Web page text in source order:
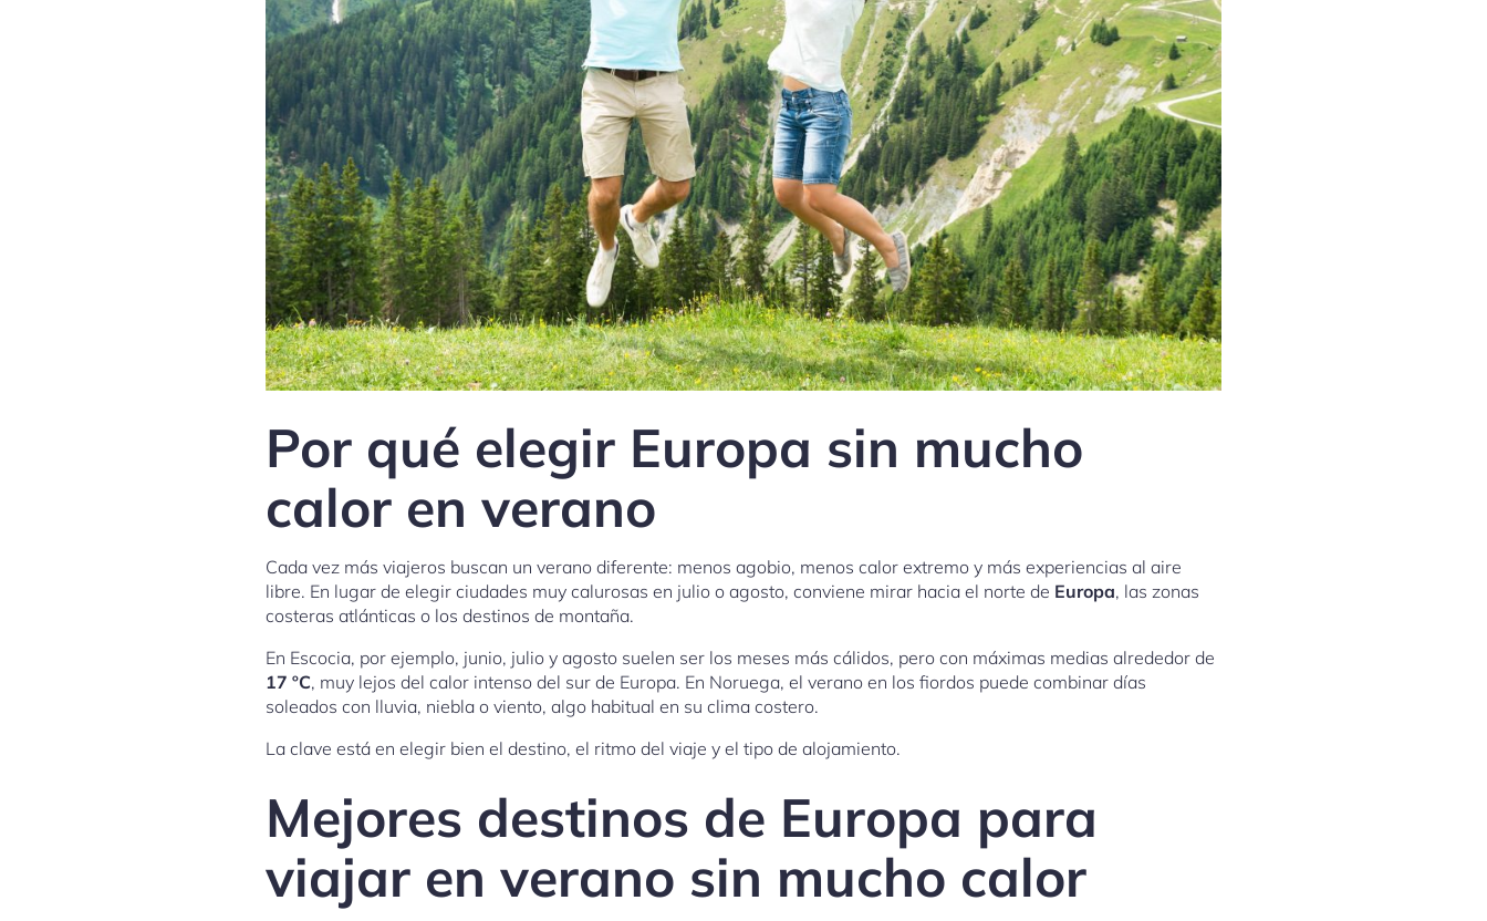
Por qué elegir Europa sin mucho
calor en verano
Cada vez más viajeros buscan un verano diferente: menos agobio, menos calor extremo y más experiencias al aire
libre. En lugar de elegir ciudades muy calurosas en julio o agosto, conviene mirar hacia el norte de Europa, las zonas
costeras atlánticas o los destinos de montaña.
En Escocia, por ejemplo, junio, julio y agosto suelen ser los meses más cálidos, pero con máximas medias alrededor de
17 ºC, muy lejos del calor intenso del sur de Europa. En Noruega, el verano en los fiordos puede combinar días
soleados con lluvia, niebla o viento, algo habitual en su clima costero.
La clave está en elegir bien el destino, el ritmo del viaje y el tipo de alojamiento.
Mejores destinos de Europa para
viajar en verano sin mucho calor